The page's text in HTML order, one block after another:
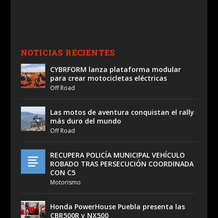
NOTICIAS RECIENTES
CYBRFORM lanza plataforma modular
para crear motocicletas eléctricas
Off Road
Las motos de aventura conquistan el rally
más duro del mundo
Off Road
RECUPERA POLICÍA MUNICIPAL VEHÍCULO
ROBADO TRAS PERSECUCIÓN COORDINADA
CON C5
Motorismo
Honda PowerHouse Puebla presenta las
CBR500R y NX500